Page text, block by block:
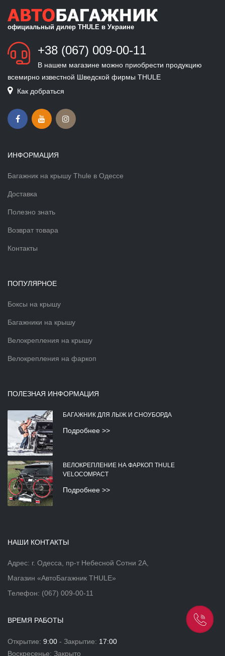
официальный дилер THULE в Украине
+38 (067) 009-00-11
В нашем магазине можно приобрести продукцию
всемирно известной Шведской фирмы THULE
Как добраться
ИНФОРМАЦИЯ
Багажник на крышу Thule в Одессе
Доставка
Полезно знать
Возврат товара
Контакты
ПОПУЛЯРНОЕ
Боксы на крышу
Багажники на крышу
Велокрепления на крышу
Велокрепления на фаркоп
ПОЛЕЗНАЯ ИНФОРМАЦИЯ
БАГАЖНИК ДЛЯ ЛЫЖ И СНОУБОРДА
Подробнее >>
ВЕЛОКРЕПЛЕНИЕ НА ФАРКОП THULE
VELOCOMPACT
Подробнее >>
НАШИ КОНТАКТЫ
Адрес: г. Одесса, пр-т Небесной Сотни 2А,
Магазин «АвтоБагажник THULE»
Телефон: (067) 009-00-11
ВРЕМЯ РАБОТЫ
Открытие: 9:00 - Закрытие: 17:00
Воскресенье: Закрыто